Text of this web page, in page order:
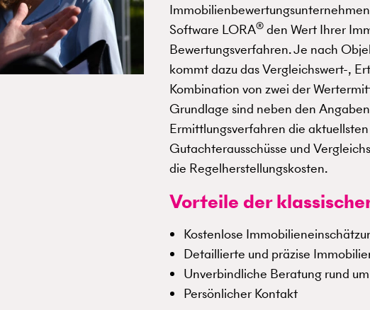
Software LORA®den Wert Ihrer
Bewertungsverfahren. Je nach
kommt dazu das Vergleichswert-,
Kombination von zwei der
Grundlage sind neben den
Ermittlungsverfahren die
Gutachterausschüsse und
die Regelherstellungskosten.
Vorteile der
Kostenlose
Detaillierte und präzise
Unverbindliche Beratung rund
Persönlicher Kontakt